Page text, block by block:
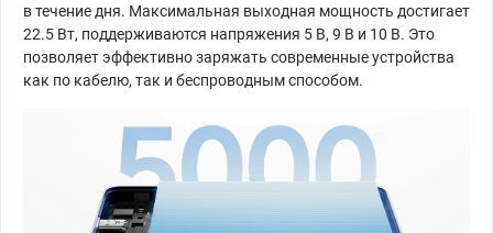
в течение дня. Максимальная выходная мощность достигает
22.5 Вт, поддерживаются напряжения 5 В, 9 В и 10 В. Это
позволяет эффективно заряжать современные устройства
как по кабелю, так и беспроводным способом.